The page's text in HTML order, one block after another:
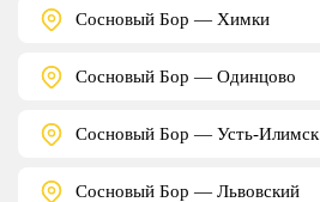
Сосновый Бор — Химки
Сосновый Бор — Одинцово
Сосновый Бор — Усть-Илимск
Сосновый Бор — Львовский